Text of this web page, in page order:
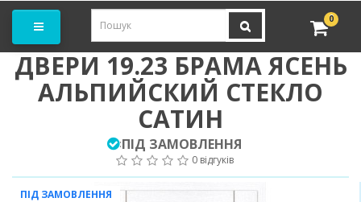
0
ДВЕРИ 19.23 БРАМА ЯСЕНЬ
АЛЬПИЙСКИЙ СТЕКЛО
САТИН
:ПІД ЗАМОВЛЕННЯ
0 відгуків
ПІД ЗАМОВЛЕННЯ